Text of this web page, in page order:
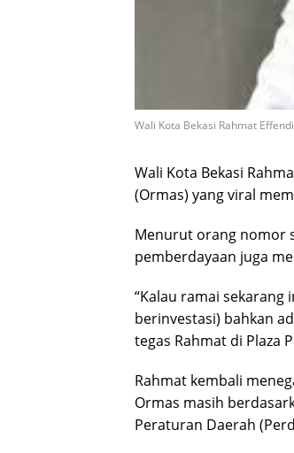
Wali Kota Bekasi Rahmat Effendi
Wali Kota Bekasi
(Ormas) yang viral
Menurut orang nomor
pemberdayaan juga
“Kalau ramai sekarang
berinvestasi) bahkan
tegas Rahmat di Plaza
Rahmat kembali
Ormas masih
Peraturan Daerah